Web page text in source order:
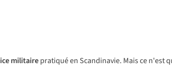
militairepratiqué en Scandinavie. Mais ce n'est